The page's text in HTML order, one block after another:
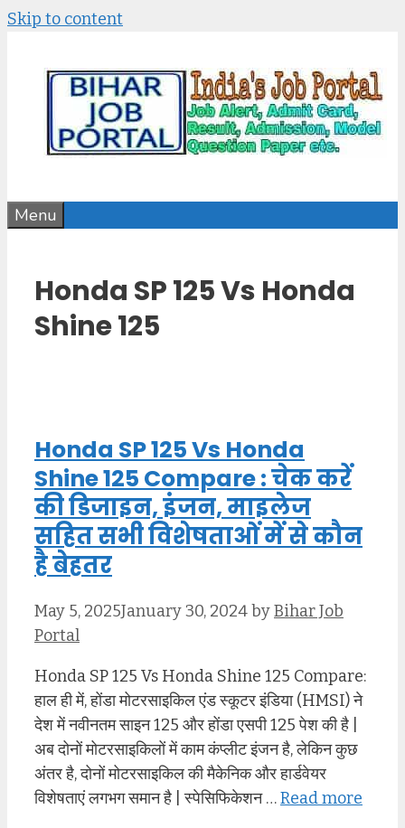
Skip to content
Menu
Honda SP 125 Vs Honda
Shine 125
Honda SP 125 Vs Honda
Shine 125 Compare : चेक करें
की डिजाइन, इंजन, माइलेज
सहित सभी विशेषताओं में से कौन
है बेहतर
May 5, 2025January 30, 2024byBihar Job
Portal
Honda SP 125 Vs Honda Shine 125 Compare:
हाल ही में, होंडा मोटरसाइकिल एंड स्कूटर इंडिया (HMSI) ने
देश में नवीनतम साइन 125 और होंडा एसपी 125 पेश की है |
अब दोनों मोटरसाइकिलों में काम कंप्लीट इंजन है, लेकिन कुछ
अंतर है, दोनों मोटरसाइकिल की मैकेनिक और हार्डवेयर
विशेषताएं लगभग समान है | स्पेसिफिकेशन …Read more